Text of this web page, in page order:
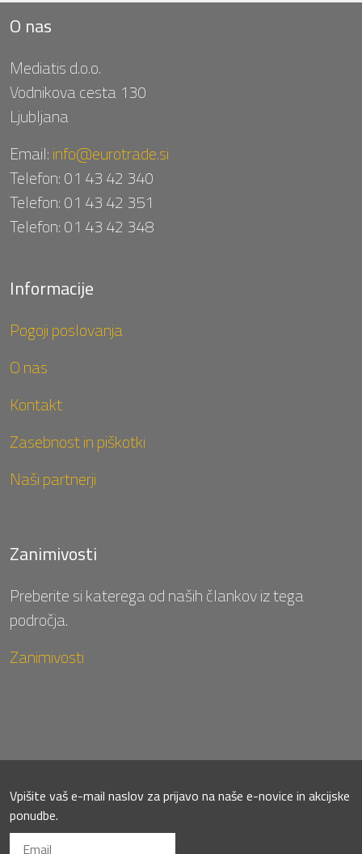
O nas
Mediatis d.o.o.
Vodnikova cesta 130
Ljubljana
Email:info@eurotrade.si
Telefon:01 43 42 340
Telefon:01 43 42 351
Telefon:01 43 42 348
Informacije
Pogoji poslovanja
O nas
Kontakt
Zasebnost in piškotki
Naši partnerji
Zanimivosti
Preberite si katerega od naših člankov iz tega
področja.
Zanimivosti
Vpišite vaš e-mail naslov za prijavo na naše e-novice in akcijske
ponudbe.